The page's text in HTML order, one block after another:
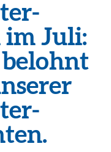
im Juli:
belohnt